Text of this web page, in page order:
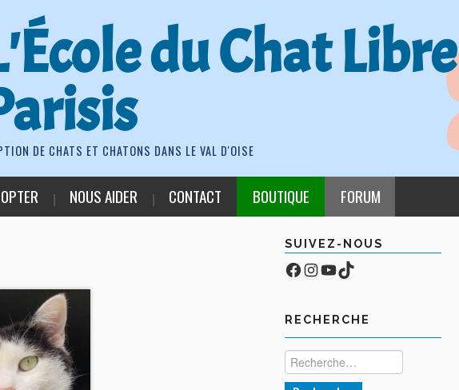
du Chat
DE CHATS ET CHATONS DANS LE VAL D'OISE
NOUS AIDER CONTACT BOUTIQUE FORUM
SUIVEZ-NOUS
Facebook
Compte Instagram
YouTube
TikTok
RECHERCHE